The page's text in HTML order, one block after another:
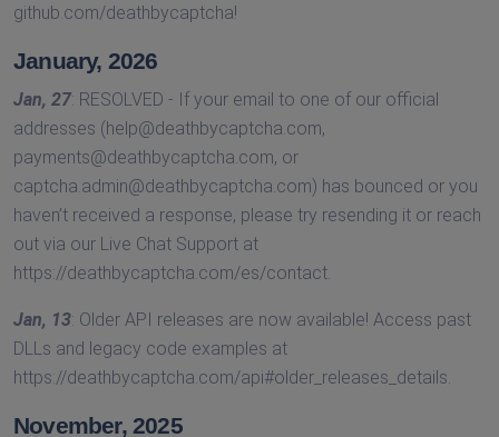
github.com/deathbycaptcha!
January, 2026
Jan, 27: RESOLVED - If your email to one of our official
addresses (help@deathbycaptcha.com,
payments@deathbycaptcha.com, or
captcha.admin@deathbycaptcha.com) has bounced or you
haven’t received a response, please try resending it or reach
out via our Live Chat Support at
https://deathbycaptcha.com/es/contact.
Jan, 13: Older API releases are now available! Access past
DLLs and legacy code examples at
https://deathbycaptcha.com/api#older_releases_details.
November, 2025